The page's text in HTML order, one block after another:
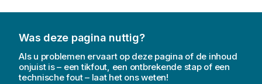
Was deze pagina nuttig?
Als u problemen ervaart op deze pagina of de inhoud
onjuist is – een tikfout, een ontbrekende stap of een
technische fout – laat het ons weten!